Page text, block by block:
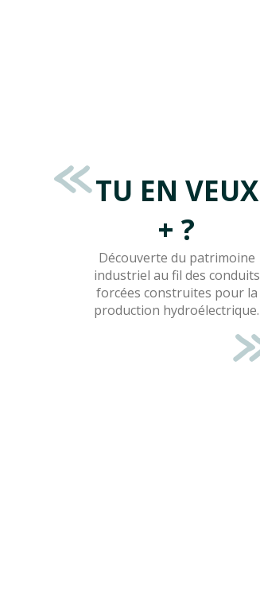
TU EN VEUX
+ ?
Découverte du patrimoine
industriel au fil des conduits
forcées construites pour la
production hydroélectrique.